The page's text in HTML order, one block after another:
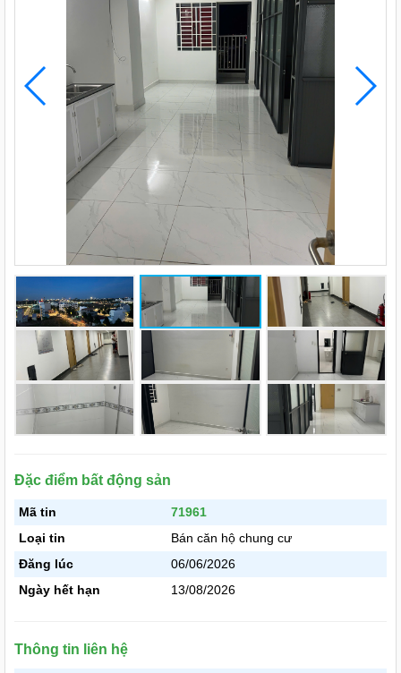
Đặc điểm bất động sản
Mã tin
71961
Loại tin
Bán căn hộ chung cư
Đăng lúc
06/06/2026
Ngày hết hạn
13/08/2026
Thông tin liên hệ